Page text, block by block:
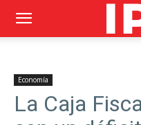
Economía
La Caja